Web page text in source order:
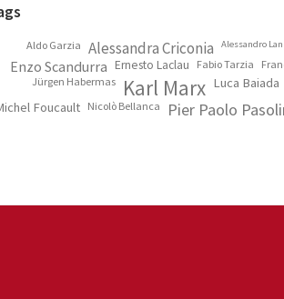
Aldo Garzia Alessandra Criconia Alessandro
Enzo Scandurra Ernesto Laclau Fabio Tarzia
Jürgen Habermas Karl Marx Luca Baiada
Foucault Nicolò Bellanca Pier Paolo